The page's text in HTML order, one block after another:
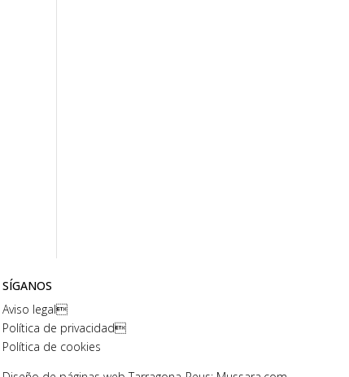
SÍGANOS
Aviso legal
Política de privacidad
Política de cookies